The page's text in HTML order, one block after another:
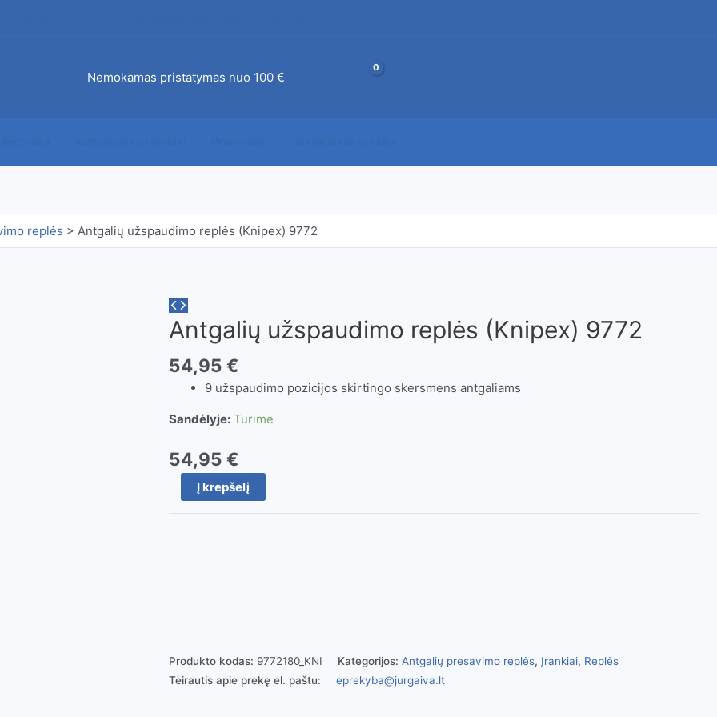
Nemokamas pristatymas nuo 100 €
replės > Antgalių užspaudimo replės (Knipex) 9772
Antgalių užspaudimo replės (Knipex) 9772
54,95 €
9 užspaudimo pozicijos skirtingo skersmens antgaliams
Sandėlyje: Turime
54,95 €
produkto
kiekis:
Į krepšelį
Produkto kodas: 9772180_KNI Kategorijos: Antgalių presavimo replės, Įrankiai, Replės
Teirautis apie prekę el. paštu:
eprekyba@jurgaiva.lt